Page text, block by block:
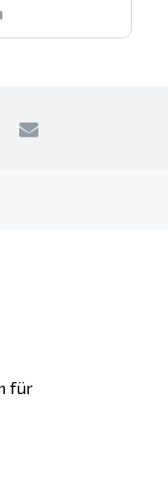
für